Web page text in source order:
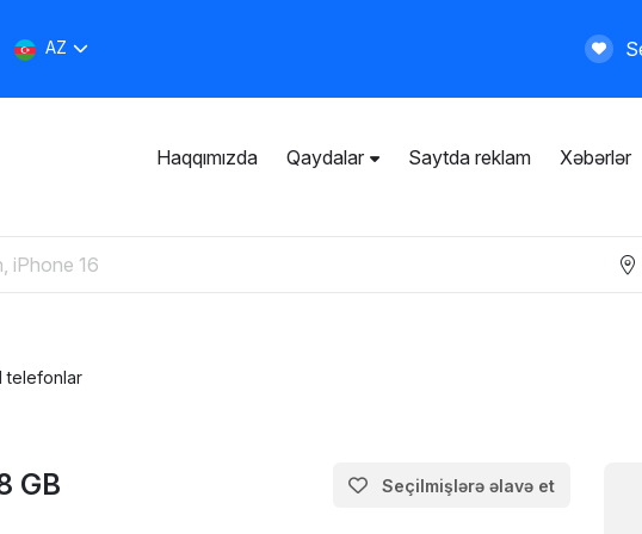
AZ
Haqqımızda Qaydalar Saytda reklam Xəbərlər
telefonlar
GB Seçilmişlərə əlavə et